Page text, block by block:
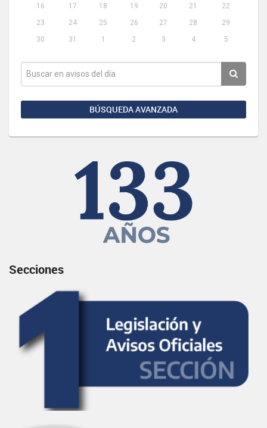
16
17 18 19 20 21
22
23
24 25 26 27 28
29
30
31 1 2 3 4 5
BÚSQUEDA AVANZADA
Secciones